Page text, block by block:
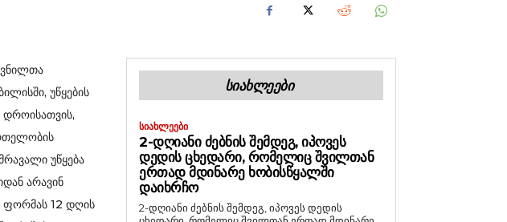
უწყების
დროისათვის,
უწყება
არავინ
ფორმას 12 დღის
ᲡᲘᲐᲮᲚᲔᲔᲑᲘ
ᲡᲘᲐᲮᲚᲔᲔᲑᲘ
2-ᲓᲦᲘᲐᲜᲘ ᲫᲔᲑᲜᲘᲡ ᲨᲔᲛᲓᲔᲒ, ᲘᲞᲝᲕᲔᲡ
ᲓᲔᲓᲘᲡ ᲪᲮᲔᲓᲐᲠᲘ, ᲠᲝᲛᲔᲚᲘᲪ ᲨᲕᲘᲚᲗᲐᲜ
ᲔᲠᲗᲐᲓ ᲛᲓᲘᲜᲐᲠᲔ ᲮᲝᲑᲘᲡᲬᲧᲐᲚᲨᲘ
ᲓᲐᲘᲮᲠᲩᲝ
2-დღიანი ძებნის შემდეგ, იპოვეს დედის